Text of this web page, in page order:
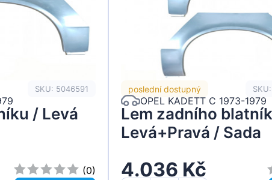
SKU: 5046591
/ Levá
(0)
poslední dostupný
OPEL KADETT C 1973-1979
Lem zadního
Levá+Pravá / Sada
4.036 Kč